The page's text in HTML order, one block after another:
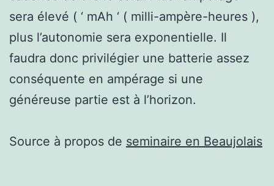
sera élevé ( ‘ mAh ‘ ( milli-ampère-heures ),
plus l’autonomie sera exponentielle. Il
faudra donc privilégier une batterie assez
conséquente en ampérage si une
généreuse partie est à l’horizon.
Source à propos de seminaire en Beaujolais